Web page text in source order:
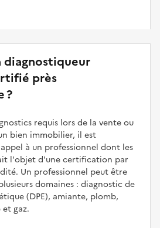
diagnostiqueur
près
?
requis lors de la vente ou
bien immobilier, il est
à un professionnel dont les
l'objet d'une certification par
Un professionnel peut être
domaines : diagnostic de
(DPE), amiante, plomb,
gaz.